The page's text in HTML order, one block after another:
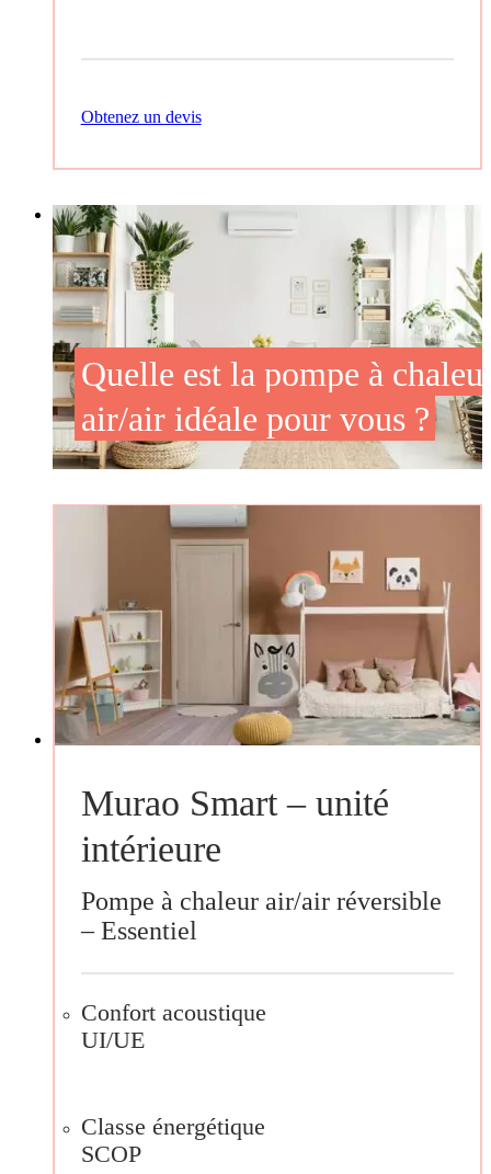
Obtenez un devis
Quelle est la pompe à
air/air idéale pour vous ?
Murao Smart – unité
intérieure
Pompe à chaleur air/air réversible
– Essentiel
Confort acoustique
UI/UE
Classe énergétique
SCOP